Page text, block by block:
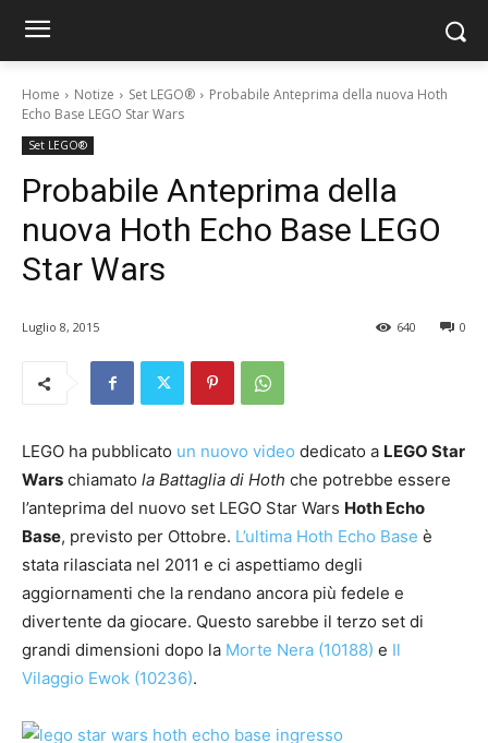
Home Notize Set LEGO®
Probabile Anteprima della nuova Hoth
Echo Base LEGO Star Wars
Set LEGO®
Probabile Anteprima della
nuova Hoth Echo Base LEGO
Star Wars
Luglio 8, 2015 0
640
LEGO ha pubblicato un nuovo video dedicato a LEGO Star
Wars chiamato la Battaglia di Hoth che potrebbe essere
l’anteprima del nuovo set LEGO Star Wars Hoth Echo
Base, previsto per Ottobre. L’ultima Hoth Echo Base è
stata rilasciata nel 2011 e ci aspettiamo degli
aggiornamenti che la rendano ancora più fedele e
divertente da giocare. Questo sarebbe il terzo set di
grandi dimensioni dopo la Morte Nera (10188) e Il
Vilaggio Ewok (10236).